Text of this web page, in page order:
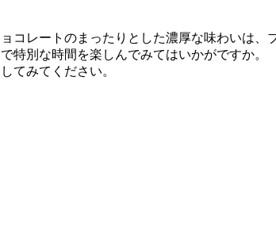
コレートのまったりとした濃厚な味わいは
特別な時間を楽しんでみてはいかがですか。
てみてください。